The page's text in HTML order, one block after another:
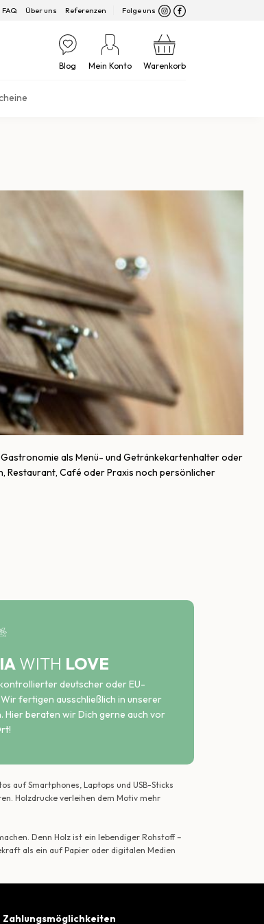
FAQ Über uns Referenzen Folge uns
Blog Mein Konto Warenkorb
als Menü- und Getränkekartenhalter oder
Restaurant, Café oder Praxis noch persönlicher
WITH LOVE
deutscher oder EU-
fertigen ausschließlich in unserer
Hier beraten wir Dich gerne auch vor
auf Smartphones, Laptops und USB-Sticks
Holzdrucke verleihen dem Motiv mehr
Denn Holz ist ein lebendiger Rohstoff –
als ein auf Papier oder digitalen Medien
Zahlungsmöglichkeiten